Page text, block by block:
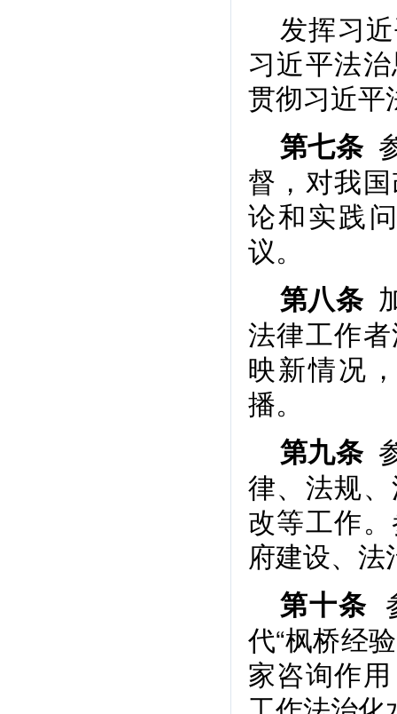
发挥习
习近平法
贯彻习近平
第七条
督，对我
论和实践
议。
第八条
法律工作
映新情况
播。
第九条
律、法规
改等工作
府建设、
第十条
代“枫桥经
家咨询作